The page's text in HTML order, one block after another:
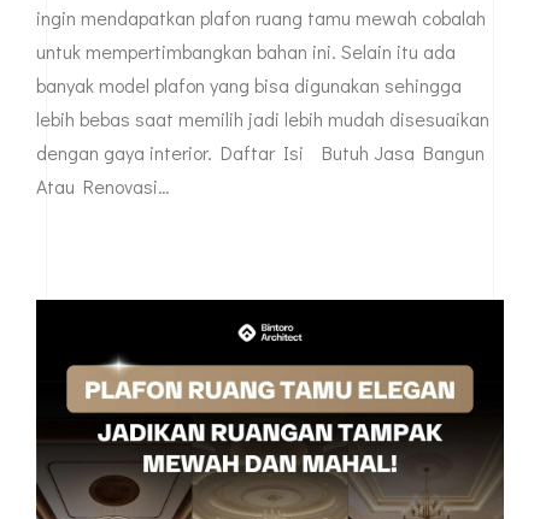
ingin mendapatkan plafon ruang tamu mewah cobalah
untuk mempertimbangkan bahan ini. Selain itu ada
banyak model plafon yang bisa digunakan sehingga
lebih bebas saat memilih jadi lebih mudah disesuaikan
dengan gaya interior. Daftar Isi Butuh Jasa Bangun
Atau Renovasi…